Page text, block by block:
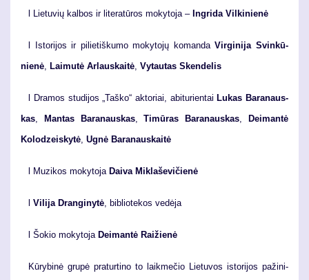
l Lie­tu­vių kal­bos ir li­te­ra­tū­ros mo­ky­to­ja –In­gri­da Vil­ki­nie­nė
l Is­to­ri­jos ir pi­lie­tiš­ku­mo mo­ky­to­jų ko­man­daVir­gi­ni­ja Svin­kū­
nie­nė, Lai­mu­tė Ar­laus­kai­tė, Vy­tau­tas Sken­de­lis
l Dra­mos stu­di­jos „Taš­ko“ ak­to­riai, abi­tu­rien­tai Lu­kas Ba­ra­naus­
kas, Man­tas Ba­ra­naus­kas, Ti­mū­ras Ba­ra­naus­kas, Dei­man­tė
Ko­lo­dzeis­ky­tė, Ug­nė Ba­ra­naus­kai­tė
l Mu­zi­kos mo­ky­to­ja Dai­va Mik­la­še­vičie­nė
lVi­li­ja Dran­gi­ny­tė, bib­lio­te­kos ve­dė­ja
l Šokio mokytoja Deimantė Raižienė
Kū­ry­bi­nė gru­pė pra­tur­ti­no to laik­me­čio Lie­tu­vos is­to­ri­jos pa­ži­ni­